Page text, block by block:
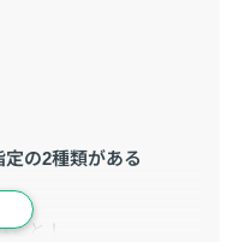
の2種類がある
ト
こと！